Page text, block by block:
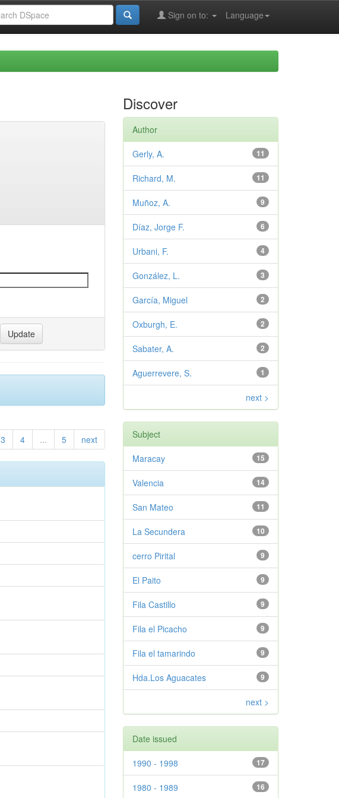
Language
Sign on to:
3 4 ... 5 next
Discover
Author
11
Gerly, A.
11
Richard, M.
9
Muñoz, A.
6
Díaz, Jorge F.
4
Urbani, F.
3
González, L.
2
García, Miguel
2
Oxburgh, E.
2
Sabater, A.
1
Aguerrevere, S.
next >
Subject
15
Maracay
14
Valencia
11
San Mateo
10
La Secundera
9
cerro Pirital
9
El Paito
9
Fila Castillo
9
Fila el Picacho
9
Fila el tamarindo
9
Hda.Los Aguacates
next >
Date issued
17
1990 - 1998
16
1980 - 1989